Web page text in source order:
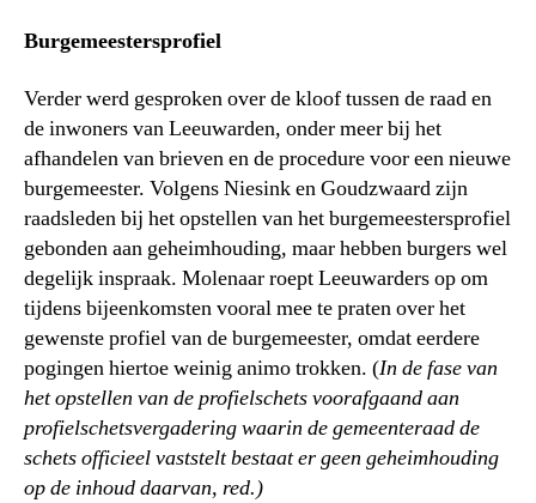
Burgemeestersprofiel
Verder werd gesproken over de kloof tussen de raad en
de inwoners van Leeuwarden, onder meer bij het
afhandelen van brieven en de procedure voor een nieuwe
burgemeester. Volgens Niesink en Goudzwaard zijn
raadsleden bij het opstellen van het burgemeestersprofiel
gebonden aan geheimhouding, maar hebben burgers wel
degelijk inspraak. Molenaar roept Leeuwarders op om
tijdens bijeenkomsten vooral mee te praten over het
gewenste profiel van de burgemeester, omdat eerdere
pogingen hiertoe weinig animo trokken. (In de fase van
het opstellen van de profielschets voorafgaand aan
profielschetsvergadering waarin de gemeenteraad de
schets officieel vaststelt bestaat er geen geheimhouding
op de inhoud daarvan, red.)